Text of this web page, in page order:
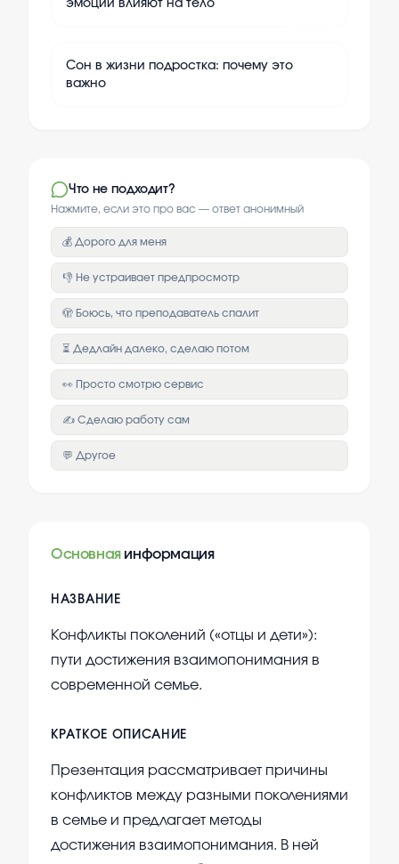
эмоции влияют на тело
Сон в жизни подростка: почему это
важно
Что не подходит?
Нажмите, если это про вас — ответ анонимный
💰 Дорого для меня
👎 Не устраивает предпросмотр
🫣 Боюсь, что преподаватель спалит
⏳ Дедлайн далеко, сделаю потом
👀 Просто смотрю сервис
✍️ Сделаю работу сам
💬 Другое
Основная информация
НАЗВАНИЕ
Конфликты поколений («отцы и дети»):
пути достижения взаимопонимания в
современной семье.
КРАТКОЕ ОПИСАНИЕ
Презентация рассматривает причины
конфликтов между разными поколениями
в семье и предлагает методы
достижения взаимопонимания. В ней